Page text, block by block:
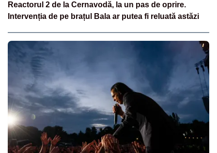
Reactorul 2 de la Cernavodă, la un pas de oprire.
Intervenția de pe brațul Bala ar putea fi reluată astăzi